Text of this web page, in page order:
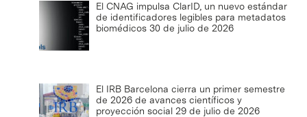
El CNAG impulsa ClarID, un nuevo estándar
de identificadores legibles para metadatos
biomédicos 30 de julio de 2026
El IRB Barcelona cierra un primer semestre
de 2026 de avances científicos y
proyección social 29 de julio de 2026